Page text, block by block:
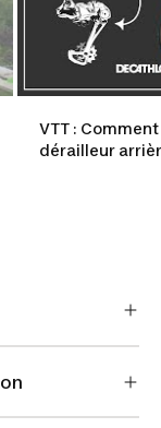
VTT :
dérailleur